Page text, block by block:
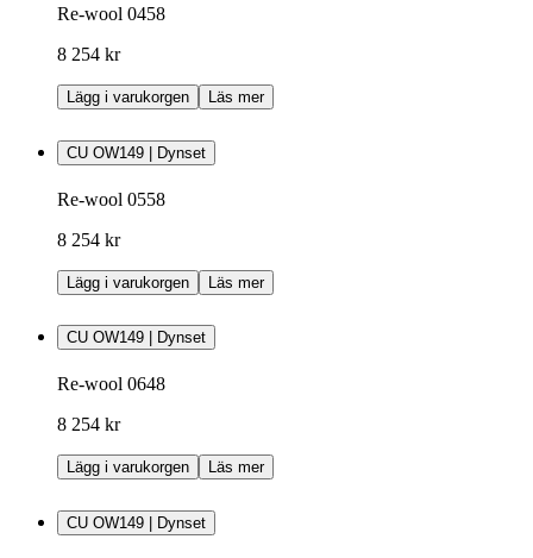
Re-wool 0458
8 254 kr
Lägg i varukorgen Läs mer
CU OW149 | Dynset
Re-wool 0558
8 254 kr
Lägg i varukorgen Läs mer
CU OW149 | Dynset
Re-wool 0648
8 254 kr
Lägg i varukorgen Läs mer
CU OW149 | Dynset